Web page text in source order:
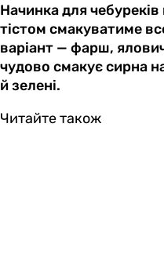
Начинка для
тістом смакуватиме
варіант — фарш,
чудово смакує сирна
й зелені.
Читайте також